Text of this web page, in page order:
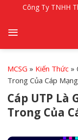
nội
Công Ty TNHH
MCSG » Kiến Thức »
Trong Của Cáp
Cáp UTP Là
Trong Của